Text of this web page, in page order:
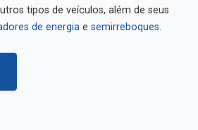
tipos de veículos, além de seus
de energia e semirreboques.